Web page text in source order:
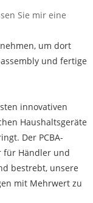
Sie mir eine
um dort
und fertige
innovativen
Haushaltsgeräte
Der PCBA-
für Händler und
bestrebt, unsere
mit Mehrwert zu